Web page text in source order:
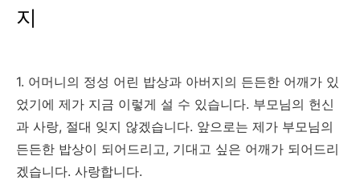
지
1. 어머니의 정성 어린 밥상과 아버지의 든든한 어깨가 있
었기에 제가 지금 이렇게 설 수 있습니다. 부모님의 헌신
과 사랑, 절대 잊지 않겠습니다. 앞으로는 제가 부모님의
든든한 밥상이 되어드리고, 기대고 싶은 어깨가 되어드리
겠습니다. 사랑합니다.